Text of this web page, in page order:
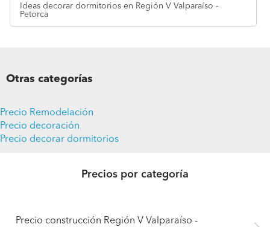
Ideas decorar dormitorios en Región V Valparaíso -
Petorca
Otras categorías
Precio Remodelación
Precio decoración
Precio decorar dormitorios
Precios por categoría
Precio construcción Región V Valparaíso -